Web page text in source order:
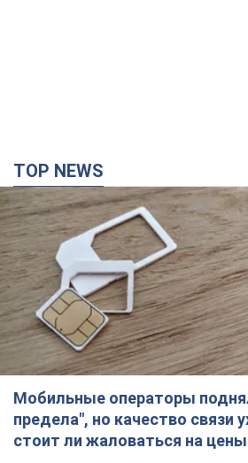
Мобильные операторы
предела", но качество связи
стоит ли жаловаться на цены
Почему цены на мобильную связь
улучшить качество интернета в
3 часа назад 17,2 т.
В оккупированной Ялте
взрывы: поднимается
видео